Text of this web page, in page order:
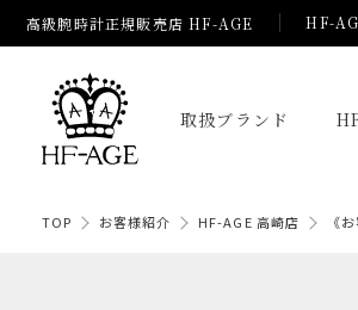
高級腕時計正規販売店 HF-AGE HF-
取扱ブランド
TOP お客様紹介 HF-AGE 高崎店 《